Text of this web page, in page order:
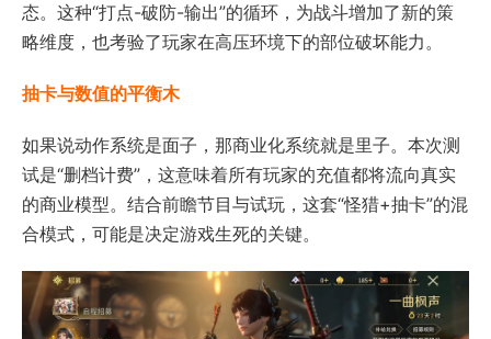
态。这种“打点-破防-输出”的循环，为战斗增加了新的策
略维度，也考验了玩家在高压环境下的部位破坏能力。
抽卡与数值的平衡木
如果说动作系统是面子，那商业化系统就是里子。本次测
试是“删档计费”，这意味着所有玩家的充值都将流向真实
的商业模型。结合前瞻节目与试玩，这套“怪猎+抽卡”的混
合模式，可能是决定游戏生死的关键。